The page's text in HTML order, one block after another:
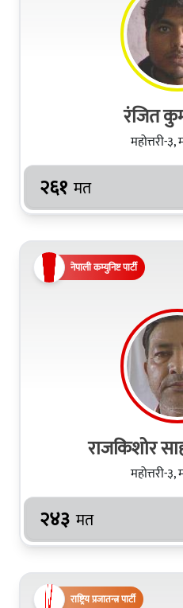
रंजित
महोत्तरी-
२६१ मत
नेपाली कम्युनिष्ट पार्टी
राजकिशोर
महोत्तरी-
२४३ मत
राष्ट्रिय प्रजातन्त्र पार्टी